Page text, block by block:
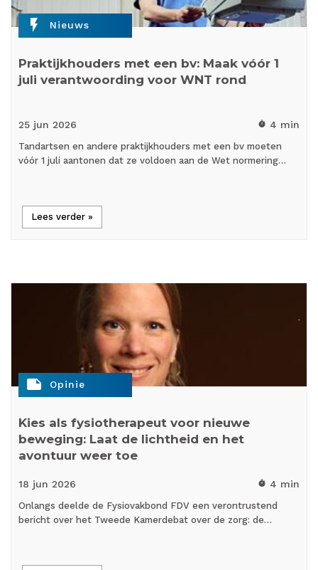
flash_on Nieuws
Praktijkhouders met een bv: Maak vóór 1
juli verantwoording voor WNT rond
25 jun 2026 timer 4 min
Tandartsen en andere praktijkhouders met een bv moeten
vóór 1 juli aantonen dat ze voldoen aan de Wet normering…
Lees verder »
note Opinie
Kies als fysiotherapeut voor nieuwe
beweging: Laat de lichtheid en het
avontuur weer toe
18 jun 2026 timer 4 min
Onlangs deelde de Fysiovakbond FDV een verontrustend
bericht over het Tweede Kamerdebat over de zorg: de…